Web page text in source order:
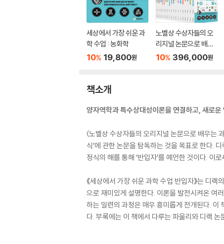
세상에서 가장 쉬운 과
학 수업 : 농화학
10% 19,800원
노벨상 수상자들의 오
리지널 논문으로 배우
는 과학 시리즈 박스세
10% 396,000원
책소개
양자역학과 특수상대성이론을 연결하고, 새로
〈노벨상 수상자들의 오리지널 논문으로 배우
식’에 관한 논문을 탐독하는 것을 목표로 한다.
정식의 해를 통해 ‘반입자’를 예언한 것이다. 이
《세상에서 가장 쉬운 과학 수업 반입자》는 디
으로 재미있게 설명한다. 이론을 발전시켜온 여
하는 일련의 과정은 매우 흥미롭게 전개된다. 이
다. 부록에는 이 책에서 다루는 파울리와 디랙